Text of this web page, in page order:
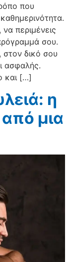
που
περιμένεις
σου.
στον δικό σου
ασφαλής.
και […]
η
μια